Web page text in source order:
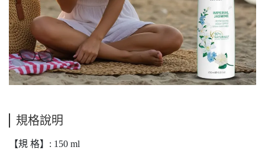
規格說明
【規 格】: 150 ml